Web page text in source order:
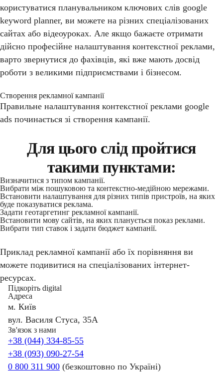
користуватися планувальником ключових слів google
keyword planner, ви можете на різних спеціалізованих
сайтах або відеоуроках. Але якщо бажаєте отримати
дійсно професійне налаштування контекстної реклами,
варто звернутися до фахівців, які вже мають досвід
роботи з великими підприємствами і бізнесом.
Створення рекламної кампанії
Правильне налаштування контекстної реклами google
ads починається зі створення кампанії.
Для цього слід пройтися
такими пунктами:
Визначитися з типом кампанії.
Вибрати між пошуковою та контекстно-медійною мережами.
Встановити налаштування для різних типів пристроїв, на яких
буде показуватися реклама.
Задати геотаргетинг рекламної кампанії.
Встановити мову сайтів, на яких планується показ реклами.
Вибрати тип ставок і задати бюджет кампанії.
Приклад рекламної кампанії або їх порівняння ви
можете подивитися на спеціалізованих інтернет-
ресурсах.
Підкоріть digital
Адреса
м. Київ
вул. Василя Стуса, 35А
Зв'язок з нами
+38 (044) 334-85-55
+38 (093) 090-27-54
0 800 311 900 (безкоштовно по Україні)